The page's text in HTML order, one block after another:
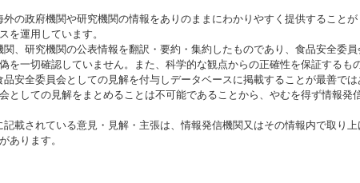
の政府機関や研究機関の情報をありのままにわかりやすく提供すること
を運用しています。
、研究機関の公表情報を翻訳・要約・集約したものであり、食品安全委
を一切確認していません。また、科学的な観点からの正確性を保証するも
安全委員会としての見解を付与しデータベースに掲載することが最善で
としての見解をまとめることは不可能であることから、やむを得ず情報発
載されている意見・見解・主張は、情報発信機関又はその情報内で取り上
あります。